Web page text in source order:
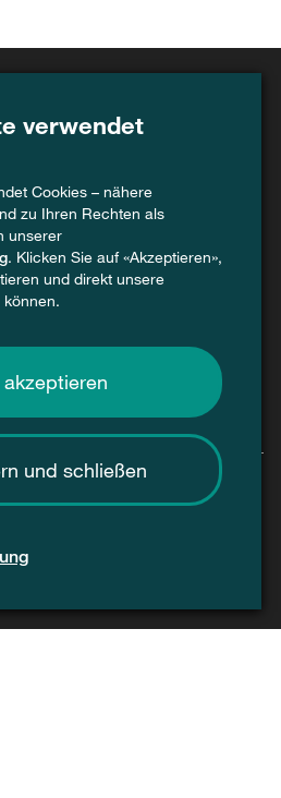
–
denken.
verwendet
Cookies – nähere
zu Ihren Rechten als
unserer
. Klicken Sie auf «Akzeptieren»,
und direkt unsere
und schließen